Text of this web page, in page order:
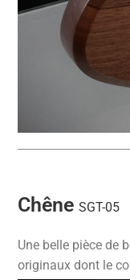
Chêne SGT-05
Une belle pièce de
originaux dont le